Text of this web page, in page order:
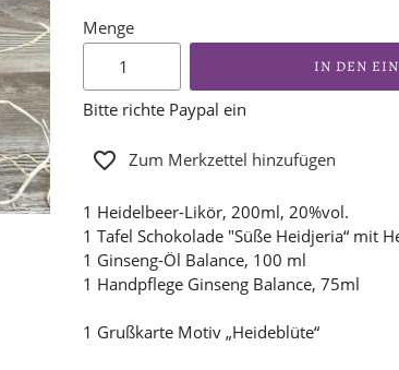
Menge
IN DEN
Bitte richte Paypal ein
Zum Merkzettel hinzufügen
1 Heidelbeer-Likör, 200ml, 20%vol.
1 Tafel Schokolade "Süße Heidjeria“ mit
1 Ginseng-Öl Balance, 100 ml
1 Handpflege Ginseng Balance, 75ml
1 Grußkarte Motiv „Heideblüte“